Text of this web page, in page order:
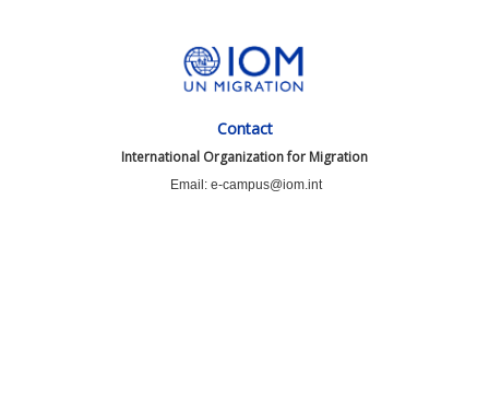
Contact
International Organization for Migration
Email: e-campus@iom.int